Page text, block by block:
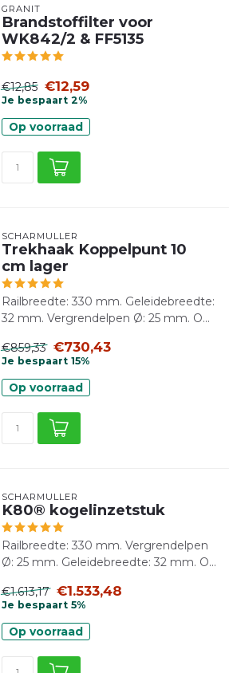
GRANIT
Brandstoffilter voor
WK842/2 & FF5135
€12,85 €12,59
Je bespaart 2%
Op voorraad
SCHARMÜLLER
Trekhaak Koppelpunt 10
cm lager
Railbreedte: 330 mm. Geleidebreedte:
32 mm. Vergrendelpen Ø: 25 mm. O...
€859,33 €730,43
Je bespaart 15%
Op voorraad
SCHARMÜLLER
K80® kogelinzetstuk
Railbreedte: 330 mm. Vergrendelpen
Ø: 25 mm. Geleidebreedte: 32 mm. O...
€1.613,17 €1.533,48
Je bespaart 5%
Op voorraad